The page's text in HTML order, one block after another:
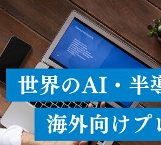
単一のデバイス
遠距離まで届く
[…]